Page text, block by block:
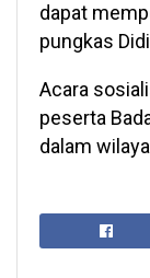
dapat
pungkas
Acara
peserta
dalam